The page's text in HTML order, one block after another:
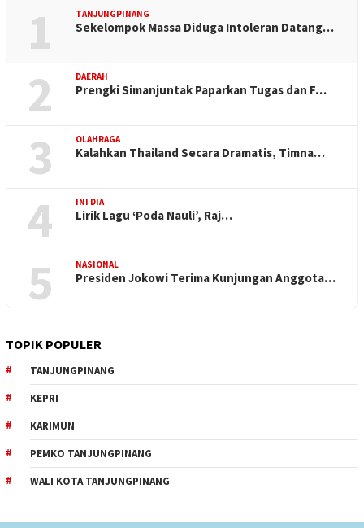
1 TANJUNGPINANG
Sekelompok Massa Diduga Intoleran Datang…
2 DAERAH
Prengki Simanjuntak Paparkan Tugas dan F…
3 OLAHRAGA
Kalahkan Thailand Secara Dramatis, Timna…
4 INI DIA
Lirik Lagu ‘Poda Nauli’, Raj…
5 NASIONAL
Presiden Jokowi Terima Kunjungan Anggota…
TOPIK POPULER
TANJUNGPINANG
KEPRI
KARIMUN
PEMKO TANJUNGPINANG
WALI KOTA TANJUNGPINANG